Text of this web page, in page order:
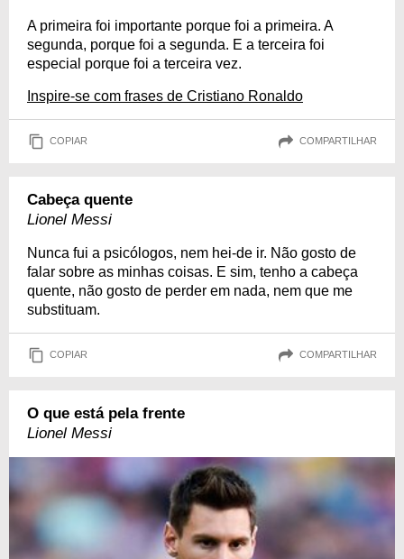
A primeira foi importante porque foi a primeira. A
segunda, porque foi a segunda. E a terceira foi
especial porque foi a terceira vez.
Inspire-se com frases de Cristiano Ronaldo
COPIAR COMPARTILHAR
Cabeça quente
Lionel Messi
Nunca fui a psicólogos, nem hei-de ir. Não gosto de
falar sobre as minhas coisas. E sim, tenho a cabeça
quente, não gosto de perder em nada, nem que me
substituam.
COPIAR COMPARTILHAR
O que está pela frente
Lionel Messi